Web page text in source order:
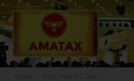
Đăng ký MIỄN PHÍ
video truyền nghề
dựng